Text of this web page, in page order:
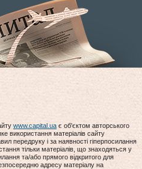
www.capital.ua є об'єктом авторського
використання матеріалів сайту
передруку і за наявності гіперпосилання
тільки матеріалів, що знаходяться у
та/або прямого відкритого для
адресу матеріалу на